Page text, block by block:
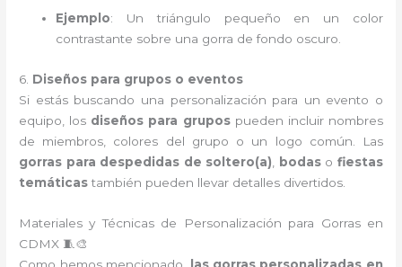
Ejemplo: Un triángulo pequeño en un color
contrastante sobre una gorra de fondo oscuro.
6. Diseños para grupos o eventos
Si estás buscando una personalización para un evento o
equipo, los diseños para grupospueden incluir nombres
de miembros, colores del grupo o un logo común. Las
gorras para despedidas de soltero(a)
bodaso fiestas
temáticastambién pueden llevar detalles divertidos.
Materiales y Técnicas de Personalización para Gorras en
CDMX 🧵🎨